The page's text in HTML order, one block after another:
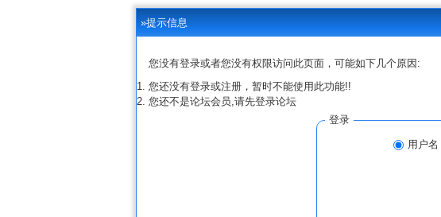
»提示信息
您没有登录或者您没有权限访问此页面，可能如下几个原因:
您还没有登录或注册，暂时不能使用此功能!!
您还不是论坛会员,请先登录论坛
登录
用户名